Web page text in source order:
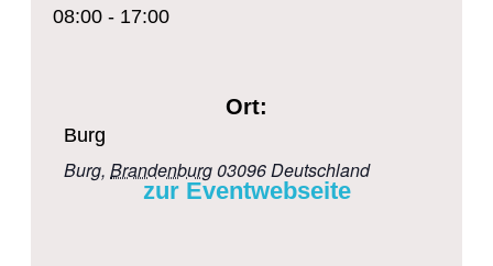
08:00 - 17:00
Ort:
Burg
Burg, Brandenburg03096Deutschland
zur Eventwebseite